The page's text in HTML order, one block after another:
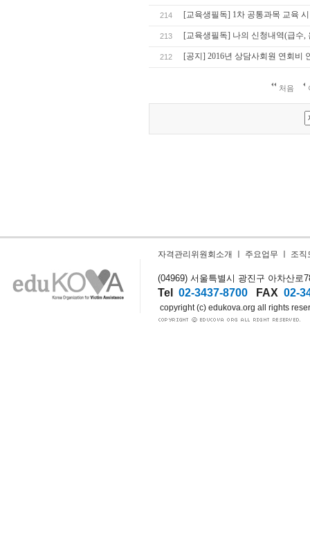
214 [교육생필독] 1차 공통과목 교육
213 [교육생필독] 나의 신청내역(급수
212 [공지] 2016년 상담사회원 연회비
처음
자격관리위원회소개 주요업무 조직
(04969) 서울특별시 광진구 아차산로
Tel 02-3437-8700 FAX 02-
copyright (c) edukova.org all rights